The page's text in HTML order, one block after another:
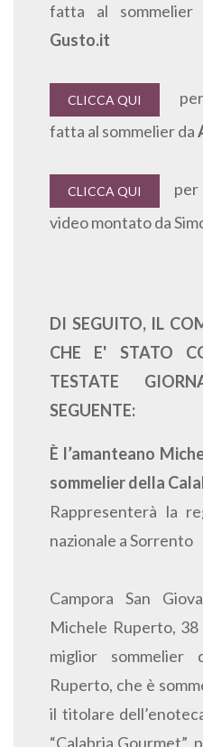
fatta al sommelier
Gusto.it
CLICCA QUI
fatta al sommelier da
CLICCA QUI
per
video montato da
DI SEGUITO, IL
CHE E' STATO
TESTATE
SEGUENTE:
È l’amanteano
sommelier della
Rappresenterà la
nazionale a Sorrento
Campora San
Michele Ruperto,
miglior sommelier
Ruperto, che è
il titolare
“Calabria Gourmet”,